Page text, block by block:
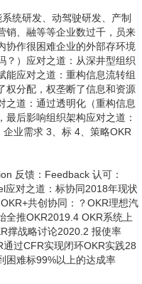
与思考理查德巴克敏思特富勒
就是如何快速得让每个都能意
船上有关类命的全部信息，
次提到，世界权体系会在关
的的本质。今分享内容
：年度、季度；撑关联；
关联OKRWhy-理想汽为何引
款量产电动SUV处于项关
统研发、动驾驶研发、产制
销、融等等企业数过千，员来
作很困难企业的外部存环境
）应对之道：从深井型组织